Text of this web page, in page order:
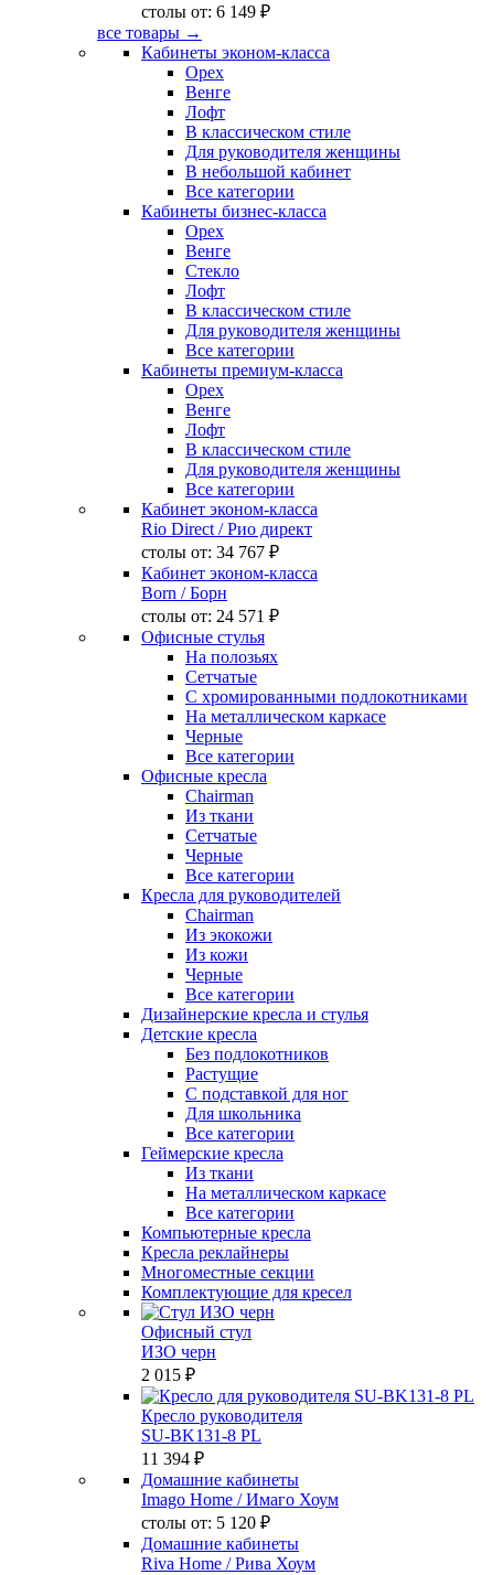
столы от: 6 149 ₽
все товары →
Кабинеты эконом-класса
Орех
Венге
Лофт
В классическом стиле
Для руководителя женщины
В небольшой кабинет
Все категории
Кабинеты бизнес-класса
Орех
Венге
Стекло
Лофт
В классическом стиле
Для руководителя женщины
Все категории
Кабинеты премиум-класса
Орех
Венге
Лофт
В классическом стиле
Для руководителя женщины
Все категории
Кабинет эконом-класса
Rio Direct / Рио директ
столы от: 34 767 ₽
Кабинет эконом-класса
Born / Борн
столы от: 24 571 ₽
Офисные стулья
На полозьях
Сетчатые
С хромированными подлокотниками
На металлическом каркасе
Черные
Все категории
Офисные кресла
Chairman
Из ткани
Сетчатые
Черные
Все категории
Кресла для руководителей
Chairman
Из экокожи
Из кожи
Черные
Все категории
Дизайнерские кресла и стулья
Детские кресла
Без подлокотников
Растущие
С подставкой для ног
Для школьника
Все категории
Геймерские кресла
Из ткани
На металлическом каркасе
Все категории
Компьютерные кресла
Кресла реклайнеры
Многоместные секции
Комплектующие для кресел
Офисный стул
ИЗО черн
2 015 ₽
Кресло руководителя
SU-BK131-8 PL
11 394 ₽
Домашние кабинеты
Imago Home / Имаго Хоум
столы от: 5 120 ₽
Домашние кабинеты
Riva Home / Рива Хоум